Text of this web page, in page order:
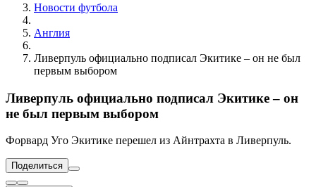
Новости футбола
Англия
Ливерпуль официально подписал Экитике – он не был
первым выбором
Ливерпуль официально подписал Экитике – он
не был первым выбором
Форвард Уго Экитике перешел из Айнтрахта в Ливерпуль.
Поделиться